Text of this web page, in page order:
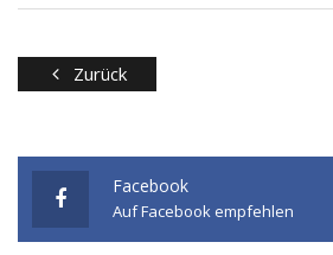
Zurück
Facebook
Auf Facebook empfehlen